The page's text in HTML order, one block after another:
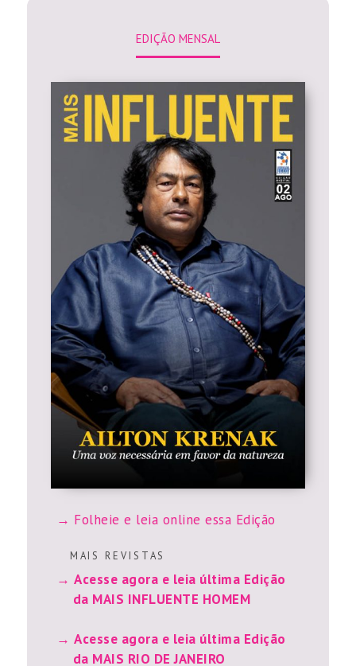
EDIÇÃO MENSAL
Folheie e leia online essa Edição
M A I S R E V I S T A S
Acesse agora e leia última Edição
da MAIS INFLUENTE HOMEM
Acesse agora e leia última Edição
da MAIS RIO DE JANEIRO